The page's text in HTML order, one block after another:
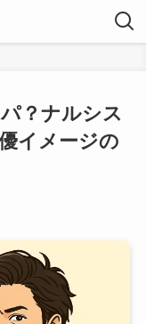
？ナルシス
イメージの